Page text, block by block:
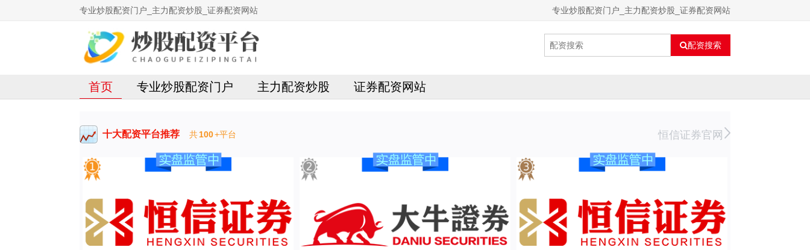
专业炒股配资门户_主力配资炒股_证券配资网站 专业炒股配资门户_主力配资炒股_证券配资网站
配资搜索
首页 专业炒股配资门户 主力配资炒股 证券配资网站
十大配资平台推荐 共100+平台 恒信证券官网